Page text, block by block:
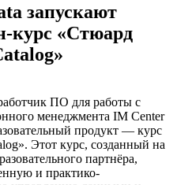
запускают
курс «Стюард
ПО для работы с
менеджмента IM Center
продукт — курс
Этот курс, созданный на
партнёра,
и практико-